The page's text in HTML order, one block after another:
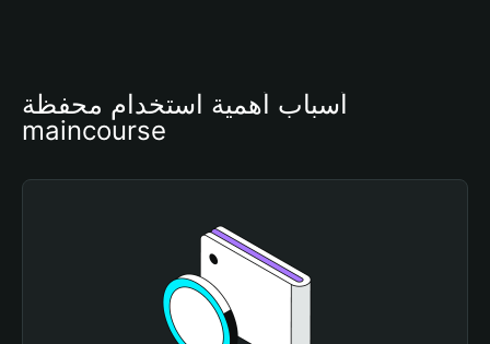
أسباب أهمية استخدام محفظة
maincourse